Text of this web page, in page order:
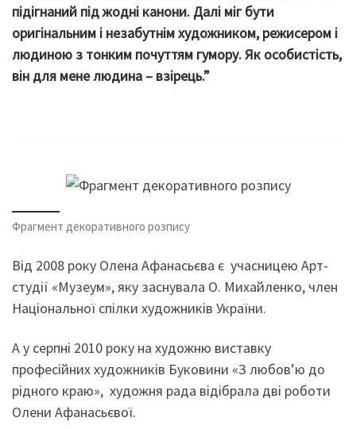
підігнаний під жодні канони. Далі міг бути
оригінальним і незабутнім художником, режисером і
людиною з тонким почуттям гумору. Як особистість,
він для мене людина – взірець.”
Фрагмент декоративного розпису
Від 2008 року Олена Афанасьєва є учасницею Арт-
студії «Музеум», яку заснувала О. Михайленко, член
Національної спілки художників України.
А у серпні 2010 року на художню виставку
професійних художників Буковини «З любов’ю до
рідного краю», художня рада відібрала дві роботи
Олени Афанасьєвої.